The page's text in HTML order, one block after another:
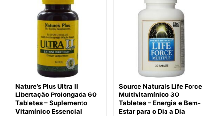
Nature’s Plus Ultra II
Libertação Prolongada 60
Tabletes – Suplemento
Vitamínico Essencial
Source Naturals Life Force
Multivitamínico 30
Tabletes – Energia e Bem-
Estar para o Dia a Dia